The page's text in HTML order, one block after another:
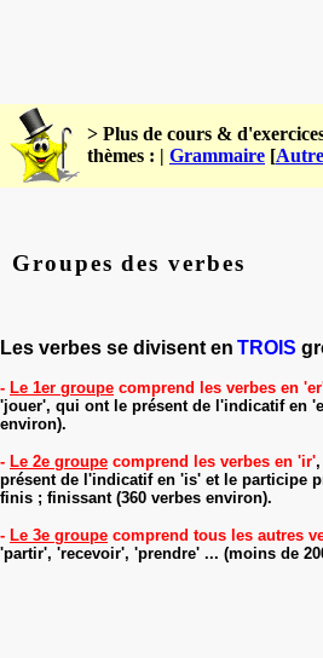
> Plus de cours &
thèmes : | Grammaire [
Groupes des verbes
Les verbes se divisent en TROIS
- Le 1er groupe comprend les verbes en
'jouer', qui ont le présent de l'indicatif en
environ).
- Le 2e groupe comprend les verbes en 'ir',
présent de l'indicatif en 'is' et le participe
finis ; finissant(360 verbes environ).
- Le 3e groupe comprend tous les autres
'partir', 'recevoir', 'prendre' ... (moins de